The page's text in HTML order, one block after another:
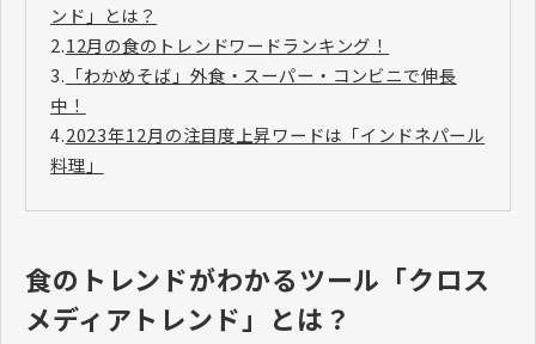
ンド」とは？
2.12月の食のトレンドワードランキング！
3. 「わかめそば」外食・スーパー・コンビニで伸長
中！
4.2023年12月の注目度上昇ワードは「インドネパール
料理」
食のトレンドがわかるツール「クロス
メディアトレンド」とは？